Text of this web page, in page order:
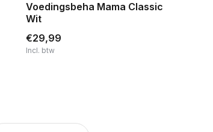
Voedingsbeha Mama Classic
Wit
€29,99
Incl. btw